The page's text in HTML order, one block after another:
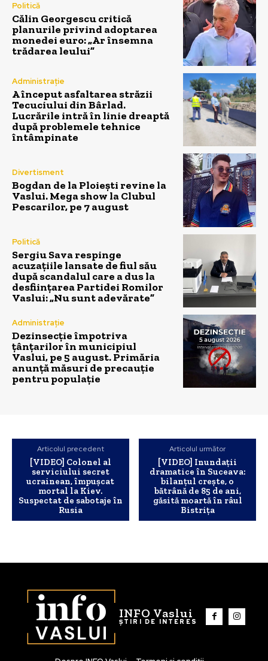
Politică
Călin Georgescu critică
planurile privind adoptarea
monedei euro: „Ar însemna
trădarea leului”
Administrație
A început asfaltarea străzii
Tecuciului din Bârlad.
Lucrările intră în linie dreaptă
după problemele tehnice
întâmpinate
Divertisment
Bogdan de la Ploiești revine la
Vaslui. Mega show la Clubul
Pescarilor, pe 7 august
Politică
Sergiu Sava respinge
acuzațiile lansate de fiul său
după scandalul care a dus la
desființarea Partidei Romilor
Vaslui: „Nu sunt adevărate”
Administrație
Dezinsecție împotriva
țânțarilor în municipiul
Vaslui, pe 5 august. Primăria
anunță măsuri de precauție
pentru populație
Articolul precedent
[VIDEO] Colonel al
serviciului secret
ucrainean, împușcat
mortal la Kiev.
Suspectat de sabotaje în
Rusia
Articolul următor
[VIDEO] Inundații
dramatice în Suceava:
bilanțul crește, o
bătrână de 85 de ani,
găsită moartă în râul
Bistrița
INFO Vaslui
ȘTIRI DE INTERES